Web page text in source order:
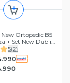
Ortopedic B5
+ Set New Dublin
Textil
5(2)